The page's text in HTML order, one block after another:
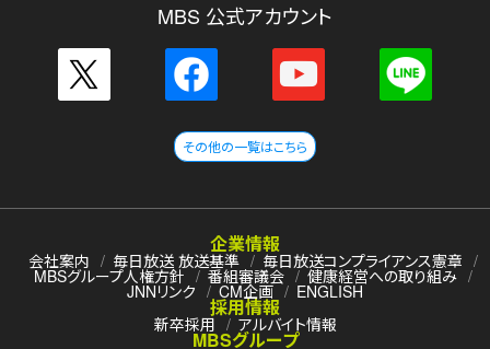
MBS 公式アカウント
その他の一覧はこちら
企業情報
会社案内 毎日放送 放送基準 毎日放送コンプライアンス憲章
MBSグループ人権方針 番組審議会 健康経営への取り組み
JNNリンク CM企画 ENGLISH
採用情報
新卒採用 アルバイト情報
MBSグループ